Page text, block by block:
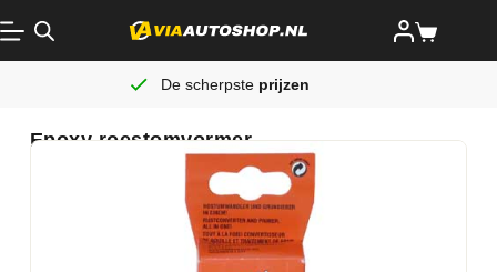
De scherpste prijzen
Epoxy roestomvormer